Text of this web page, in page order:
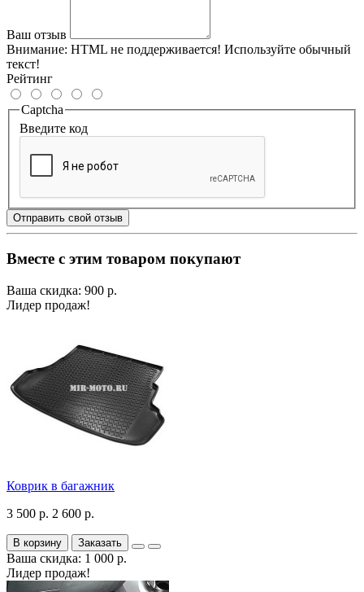
Ваш отзыв
Внимание: HTML не поддерживается! Используйте обычный
текст!
Рейтинг
Captcha
Введите код
Отправить свой отзыв
Вместе с этим товаром покупают
Ваша скидка: 900 р.
Лидер продаж!
Коврик в багажник
3 500 р. 2 600 р.
В корзину Заказать
Ваша скидка: 1 000 р.
Лидер продаж!